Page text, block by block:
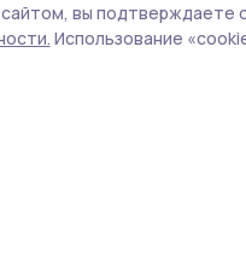
вы подтверждаете
Использование